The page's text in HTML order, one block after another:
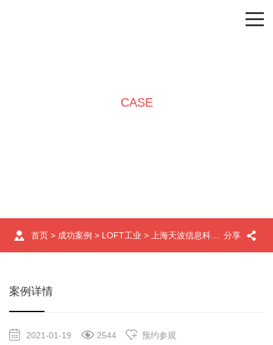
CASE
分享
首页 > 成功案例 > LOFT工业 > 上海天波信息科技有限公司办公室设计
案例详情
2021-01-19 2544 预约参观